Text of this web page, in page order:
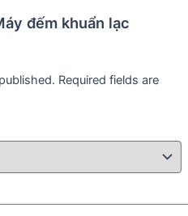
đếm khuẩn lạc
Required fields are